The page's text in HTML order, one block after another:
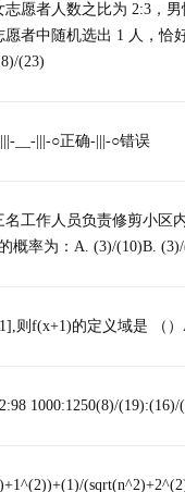
愿者人数之比为 2:3，
者中随机选出 1 人，恰
(23)
__-|||-○正确-|||-○错误
工作人员负责修剪小区
概率为：A. (3)/(10)B.
则f(x+1)的定义域是 （
1000:1250(8)/